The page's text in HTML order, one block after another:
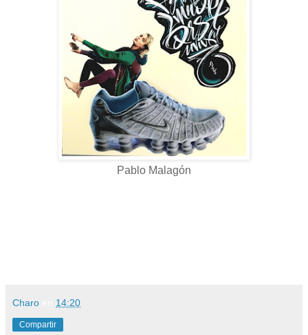
Pablo Malagón
Charo 14:20
Compartir